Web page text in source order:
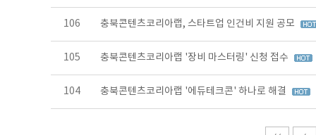
106 충북콘텐츠코리아랩, 스타트업 인건비 지원 공모
105 충북콘텐츠코리아랩 '장비 마스터링' 신청 접수
104 충북콘텐츠코리아랩 '에듀테크콘' 하나로 해결